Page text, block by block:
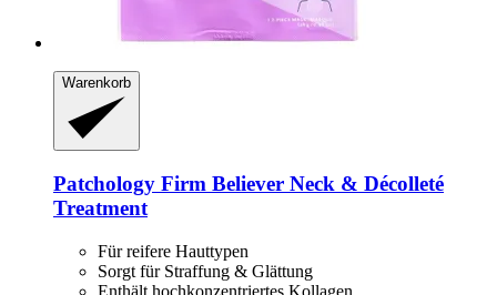
Warenkorb
Patchology Firm Believer Neck & Décolleté
Treatment
Für reifere Hauttypen
Sorgt für Straffung & Glättung
Enthält hochkonzentriertes Kollagen